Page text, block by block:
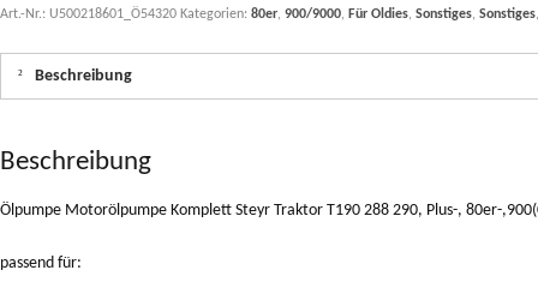
Art.-Nr.: U500218601_Ö54320 Kategorien: 80er, 900/9000, Für Oldies, Sonstiges, Sonstiges
Beschreibung
Beschreibung
Ölpumpe Motorölpumpe Komplett Steyr Traktor T190 288 290, Plus-, 80er-
passend für: